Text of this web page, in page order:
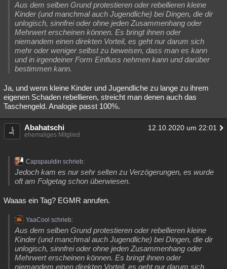
Aus dem selben Grund protestieren oder rebellieren kleine
Kinder (und manchmal auch Jugendliche) bei Dingen, die dir
unlogisch, sinnfrei oder ohne jeden Zusammenhang oder
Mehrwert erscheinen können. Es bringt ihnen oder
niemandem einen direkten Vorteil, es geht nur darum sich
mehr oder weniger selbst zu beweisen, dass man es kann
und in irgendeiner Form Einfluss nehmen kann und darüber
bestimmen kann.
Ja, und wenn kleine Kinder und Jugendliche zu lange zu ihrem
eigenen Schaden rebellieren, streicht man denen auch das
Taschengeld. Analogie passt 100%.
Abahatschi 12.10.2020 um 22:01
ehemaliges Mitglied
Capspauldin schrieb:
Jedoch kam es nur sehr selten zu Verzögerungen, es wurde
oft am Folgetag schon überwiesen.
Waaas ein Tag? EGMR anrufen.
YaaCool schrieb:
Aus dem selben Grund protestieren oder rebellieren kleine
Kinder (und manchmal auch Jugendliche) bei Dingen, die dir
unlogisch, sinnfrei oder ohne jeden Zusammenhang oder
Mehrwert erscheinen können. Es bringt ihnen oder
niemandem einen direkten Vorteil, es geht nur darum sich